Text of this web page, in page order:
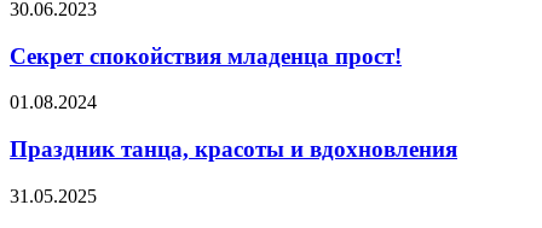
30.06.2023
Секрет спокойствия младенца прост!
01.08.2024
Праздник танца, красоты и вдохновления
31.05.2025